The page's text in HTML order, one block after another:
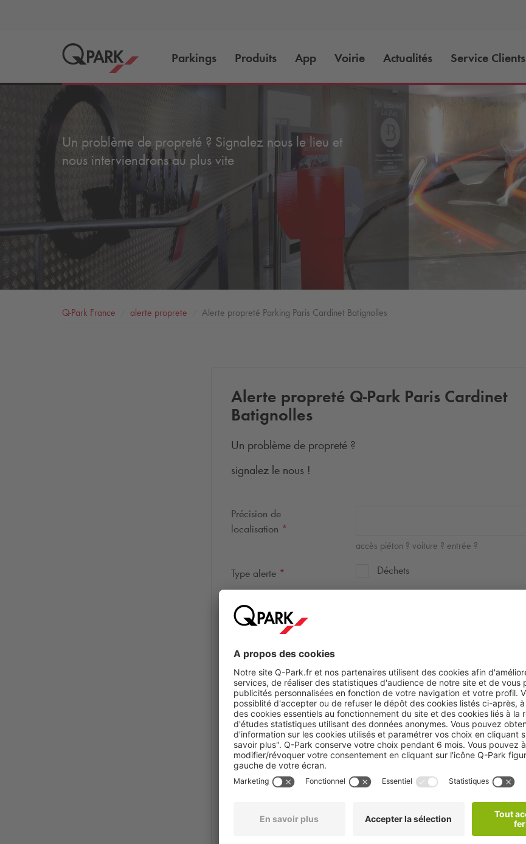
Parkings Produits App Voirie Actualités Service Clients
Un problème de propreté ? Signalez nous le lieu et
nous interviendrons au plus vite
Q-Park France alerte proprete Alerte propreté Parking Paris Cardinet Batignolles
Alerte propreté Q-ParkParis Cardinet
Batignolles
Un problème de propreté ?
signalez le nous !
Précision de
localisation *
accès piéton ? voiture ? entrée ?
Type alerte *
Déchets
autre
Photo*
Déposer ici
sur vos